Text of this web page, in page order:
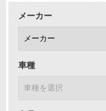
メーカー
車種